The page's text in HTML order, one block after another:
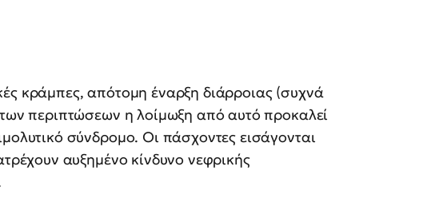
κράμπες, απότομη έναρξη διάρροιας (συχνά
περιπτώσεων η λοίμωξη από αυτό προκαλεί
σύνδρομο. Οι πάσχοντες εισάγονται
αυξημένο κίνδυνο νεφρικής